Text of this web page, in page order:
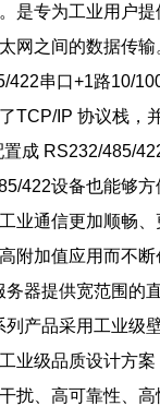
是专为工业用户
网之间的数据传
422串口+1路10/
TCP/IP 协议栈，
成 RS232/485/
422设备也能够方
业通信更加顺畅
附加值应用而不断
器提供宽范围的
列产品采用工业级
业级品质设计方
扰、高可靠性、